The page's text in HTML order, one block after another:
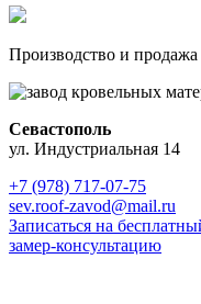
Производство и
Севастополь
ул. Индустриальная 14
+7 (978) 717-07-75
sev.roof-zavod@mail.ru
Записаться на
замер-консультацию